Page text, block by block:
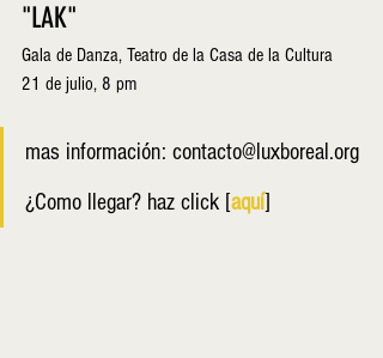
"LAK"
Gala de Danza, Teatro de la Casa de la Cultura
21 de julio, 8 pm
mas información: contacto@luxboreal.org
¿Como llegar? haz click [aquí]